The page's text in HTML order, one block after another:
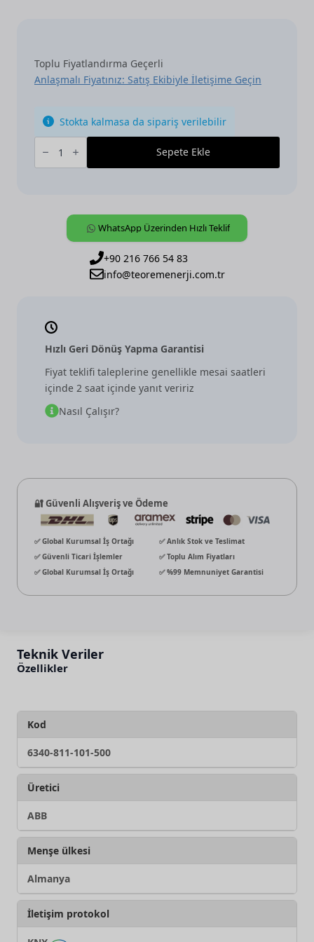
Teknik Veriler
Özellikler
Kod
6340-811-101-500
Üretici
ABB
Menşe ülkesi
Almanya
İletişim protokol
Toplu Fiyatlandırma Geçerli
Anlaşmalı Fiyatınız: Satış Ekibiyle İletişime Geçin
Stokta kalmasa da sipariş verilebilir
ABB,
KNX,
[6340-
811-
Sepete Ekle
WhatsApp Üzerinden Hızlı Teklif
+90 216 766 54 83
info@teoremenerji.com.tr
Hızlı Geri Dönüş Yapma Garantisi
Fiyat teklifi taleplerine genellikle mesai saatleri
içinde 2 saat içinde yanıt veririz
Nasıl Çalışır?
🔐 Güvenli Alışveriş ve Ödeme
✅ Global Kurumsal İş Ortağı
✅ Anlık Stok ve Teslimat
✅ Güvenli Ticari İşlemler
✅ Toplu Alım Fiyatları
✅ Global Kurumsal İş Ortağı
✅ %99 Memnuniyet Garantisi